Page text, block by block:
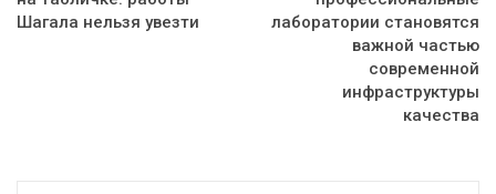
Шагала нельзя увезти
лаборатории становятся
важной частью
современной
инфраструктуры
качества